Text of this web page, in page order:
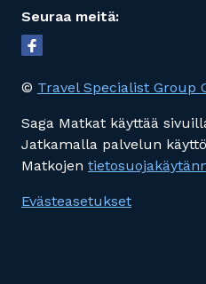
Seuraa meitä:
© Travel Specialist Group
Saga Matkat käyttää
Jatkamalla palvelun
Matkojen
Evästeasetukset